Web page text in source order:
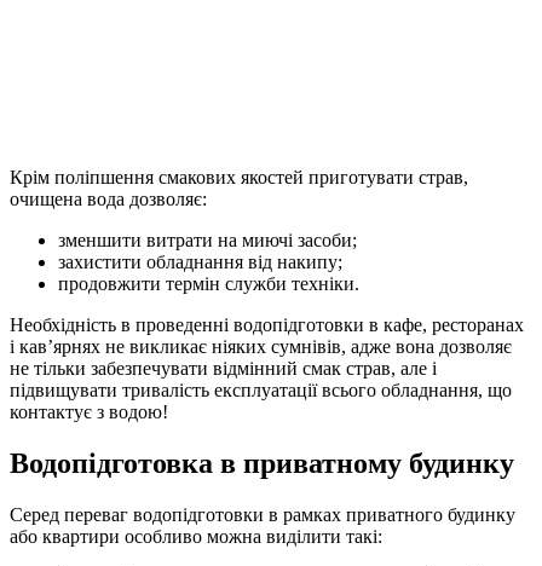
Крім поліпшення смакових якостей приготувати страв,
очищена вода дозволяє:
зменшити витрати на миючі засоби;
захистити обладнання від накипу;
продовжити термін служби техніки.
Необхідність в проведенні водопідготовки в кафе, ресторанах
і кав’ярнях не викликає ніяких сумнівів, адже вона дозволяє
не тільки забезпечувати відмінний смак страв, але і
підвищувати тривалість експлуатації всього обладнання, що
контактує з водою!
Водопідготовка в приватному будинку
Серед переваг водопідготовки в рамках приватного будинку
або квартири особливо можна виділити такі: